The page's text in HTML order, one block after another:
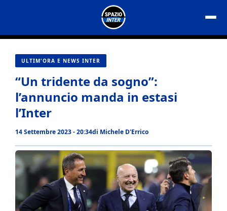
contenuto
ULTIM'ORA E NEWS INTER
“Un tridente da sogno”:
l’annuncio manda in estasi
l’Inter
14 Settembre 2023 - 20:34di Michele D'Errico